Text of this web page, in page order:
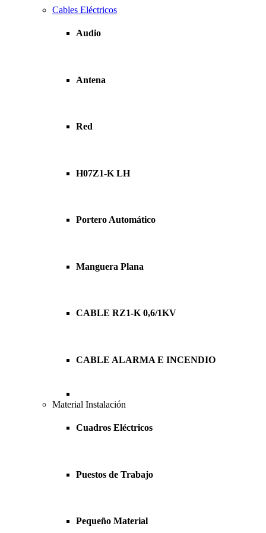
Cables Eléctricos
Audio
Antena
Red
H07Z1-K LH
Portero Automático
Manguera Plana
CABLE RZ1-K 0,6/1KV
CABLE ALARMA E INCENDIO
Material Instalación
Cuadros Eléctricos
Puestos de Trabajo
Pequeño Material